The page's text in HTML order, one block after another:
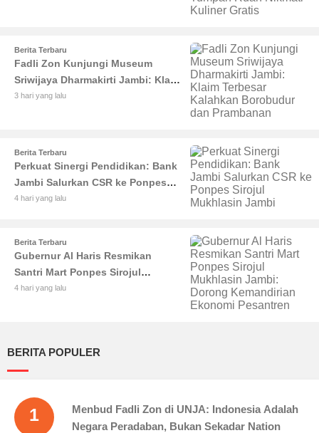
Berita Terbaru
Fadli Zon Kunjungi Museum
Sriwijaya Dharmakirti Jambi: Klaim
Terbesar Kalahkan Borobudur dan
3 hari yang lalu
Berita Terbaru
Perkuat Sinergi Pendidikan: Bank
Jambi Salurkan CSR ke Ponpes
Sirojul Mukhlasin Jambi
4 hari yang lalu
Berita Terbaru
Gubernur Al Haris Resmikan
Santri Mart Ponpes Sirojul
Mukhlasin Jambi: Dorong
4 hari yang lalu
BERITA POPULER
1
Menbud Fadli Zon di UNJA: Indonesia Adalah
Negara Peradaban, Bukan Sekadar Nation